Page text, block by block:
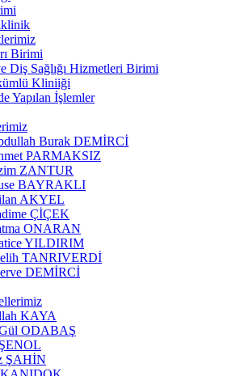
Birimi
Diş Sağlığı Hizmetleri Birimi
Kliniiği
Yapılan İşlemler
Burak DEMİRCİ
PARMAKSIZ
ZANTUR
BAYRAKLI
AKYEL
ÇİÇEK
ONARAN
YILDIRIM
TANRIVERDİ
DEMİRCİ
KAYA
ODABAŞ
ŞAHİN